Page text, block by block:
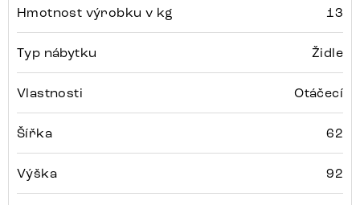
Hmotnost výrobku v kg 13
Typ nábytku Židle
Vlastnosti Otáčecí
Šířka 62
Výška 92